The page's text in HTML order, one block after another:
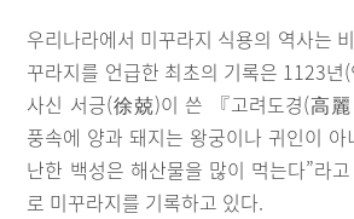
우리나라에서 미꾸라지 식용의 역사는
꾸라지를 언급한 최초의 기록은 1123년
사신 서긍(徐兢)이 쓴 『고려도경(高
풍속에 양과 돼지는 왕궁이나 귀인이
난한 백성은 해산물을 많이 먹는다”라
로 미꾸라지를 기록하고 있다.